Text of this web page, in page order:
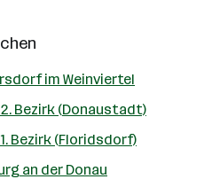
im Weinviertel
Bezirk (Donaustadt)
Bezirk (Floridsdorf)
an der Donau